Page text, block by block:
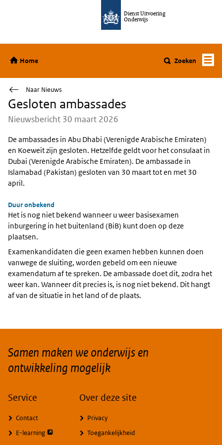
Dienst Uitvoering
Onderwijs
Home
Home Zoeken
Naar Nieuws
Gesloten ambassades
Nieuwsbericht 30 maart 2026
De ambassades in Abu Dhabi (Verenigde Arabische Emiraten)
en Koeweit zijn gesloten. Hetzelfde geldt voor het consulaat in
Dubai (Verenigde Arabische Emiraten). De ambassade in
Islamabad (Pakistan) gesloten van 30 maart tot en met 30
april.
Duur onbekend
Het is nog niet bekend wanneer u weer basisexamen
inburgering in het buitenland (BiB) kunt doen op deze
plaatsen.
Examenkandidaten die geen examen hebben kunnen doen
vanwege de sluiting, worden gebeld om een nieuwe
examendatum af te spreken. De ambassade doet dit, zodra het
weer kan. Wanneer dit precies is, is nog niet bekend. Dit hangt
af van de situatie in het land of de plaats.
Samen maken we onderwijs en
ontwikkeling mogelijk
Service
Contact
E-learning opent externe pagina
Over deze site
Privacy
Toegankelijkheid